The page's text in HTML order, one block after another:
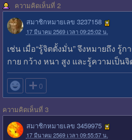
ความคิดเห็นที่ 2
สมาชิกหมายเลข 3237158
17 มีนาคม 2569 เวลา 09:25:02 น.
เช่น เมื่อ“รู้จิตตั้งมั่น” จึงหมายถึง รู้
กาย กว้าง หนา สูง และรู้ความเป็น
 0
ความคิดเห็นที่ 3
สมาชิกหมายเลข 3459975
17 มีนาคม 2569 เวลา 09:55:57 น.